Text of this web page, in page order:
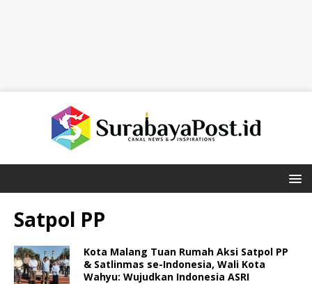
Satpol PP
Kota Malang Tuan Rumah Aksi Satpol PP
& Satlinmas se-Indonesia, Wali Kota
Wahyu: Wujudkan Indonesia ASRI